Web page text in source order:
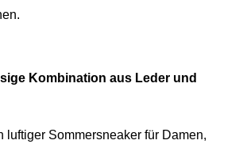
Kombination aus Leder und
luftiger Sommersneaker für Damen,